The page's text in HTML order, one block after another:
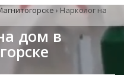
› Нарколог на
дом в